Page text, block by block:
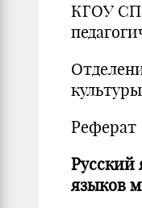
КГОУ
культуры
Реферат
Русский
языков